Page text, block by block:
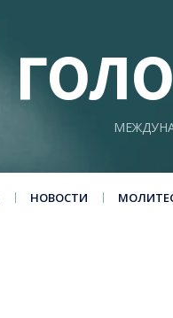
НОВОСТИ